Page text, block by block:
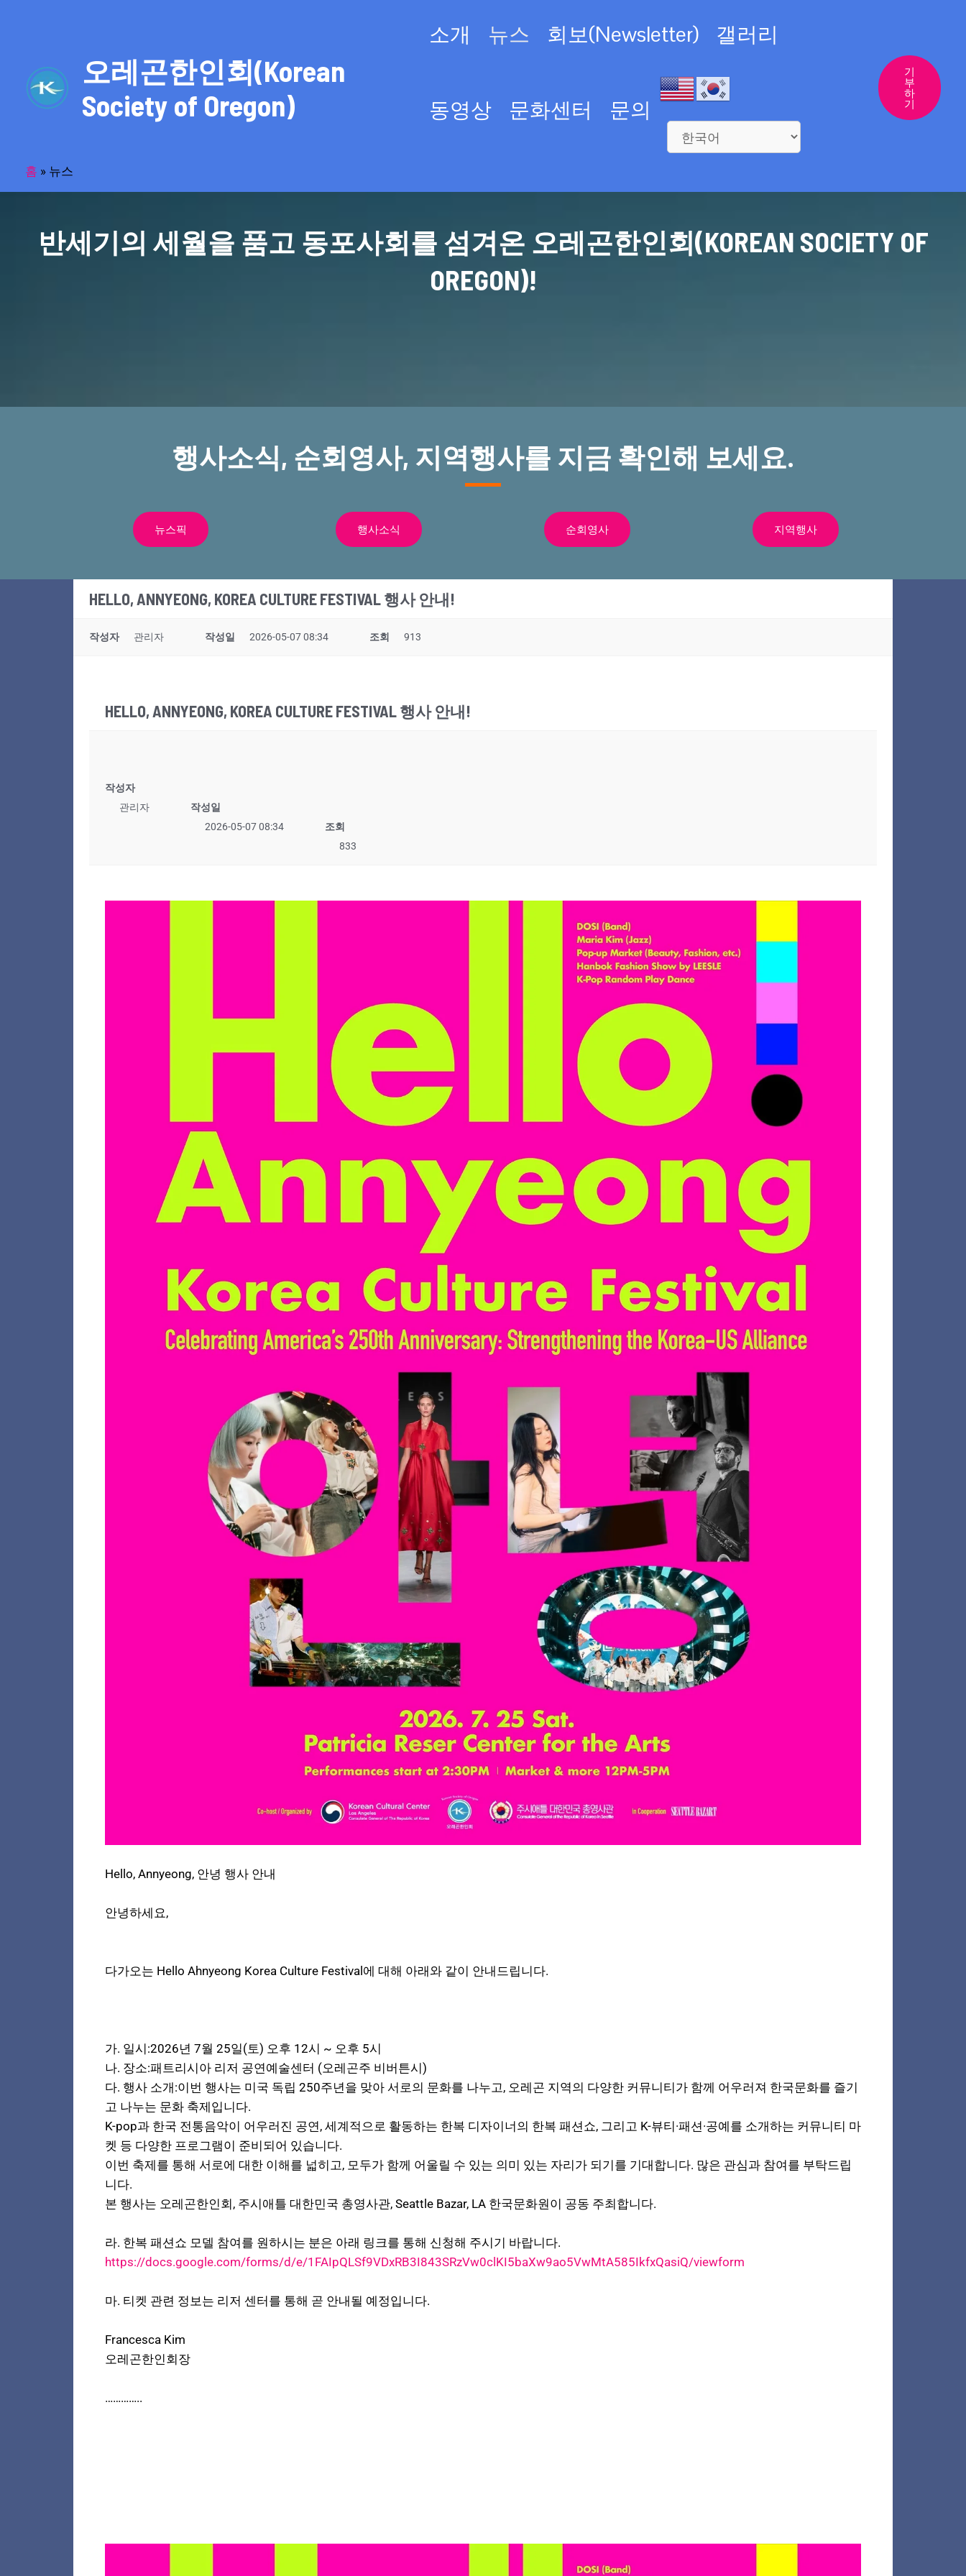
오레곤한인회(Korean
Society of Oregon)
소개 뉴스 회보(Newsletter) 갤러리
동영상 문화센터 문의
기
부
하
기
홈 » 뉴스
반세기의 세월을 품고 동포사회를 섬겨온 오레곤한인회(KOREAN SOCIETY OF
OREGON)!
행사소식, 순회영사, 지역행사를 지금 확인해 보세요.
뉴스픽 행사소식 순회영사 지역행사
HELLO, ANNYEONG, KOREA CULTURE FESTIVAL 행사 안내!
작성자 관리자 작성일 2026-05-07 08:34 조회 913
HELLO, ANNYEONG, KOREA CULTURE FESTIVAL 행사 안내!
작성자
관리자
작성일
2026-05-07 08:34
조회
833
Hello, Annyeong, 안녕 행사 안내
안녕하세요,
다가오는 Hello Ahnyeong Korea Culture Festival에 대해 아래와 같이 안내드립니다.
가. 일시:2026년 7월 25일(토) 오후 12시 ~ 오후 5시
나. 장소:패트리시아 리저 공연예술센터 (오레곤주 비버튼시)
다. 행사 소개:이번 행사는 미국 독립 250주년을 맞아 서로의 문화를 나누고, 오레곤 지역의 다양한 커뮤니티가 함께 어우러져 한국문화를 즐기
고 나누는 문화 축제입니다.
K-pop과 한국 전통음악이 어우러진 공연, 세계적으로 활동하는 한복 디자이너의 한복 패션쇼, 그리고 K-뷰티·패션·공예를 소개하는 커뮤니티 마
켓 등 다양한 프로그램이 준비되어 있습니다.
이번 축제를 통해 서로에 대한 이해를 넓히고, 모두가 함께 어울릴 수 있는 의미 있는 자리가 되기를 기대합니다. 많은 관심과 참여를 부탁드립
니다.
본 행사는 오레곤한인회, 주시애틀 대한민국 총영사관, Seattle Bazar, LA 한국문화원이 공동 주최합니다.
라. 한복 패션쇼 모델 참여를 원하시는 분은 아래 링크를 통해 신청해 주시기 바랍니다.
https://docs.google.com/forms/d/e/1FAIpQLSf9VDxRB3I843SRzVw0clKI5baXw9ao5VwMtA585IkfxQasiQ/viewform
마. 티켓 관련 정보는 리저 센터를 통해 곧 안내될 예정입니다.
Francesca Kim
오레곤한인회장
…………..